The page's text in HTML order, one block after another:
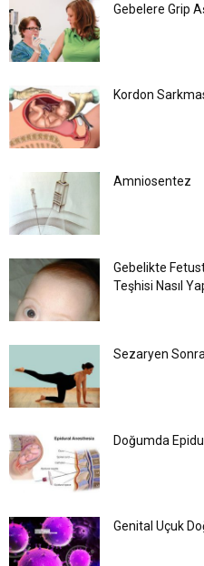
Gebelere Grip
Kordon
Amniosentez
Gebelikte
Teşhisi Nasıl
Sezaryen
Doğumda
Genital Uçuk